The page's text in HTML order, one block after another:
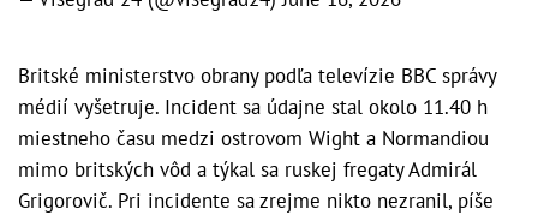
Britské ministerstvo obrany podľa televízie BBC správy
médií vyšetruje. Incident sa údajne stal okolo 11.40 h
miestneho času medzi ostrovom Wight a Normandiou
mimo britských vôd a týkal sa ruskej fregaty Admirál
Grigorovič. Pri incidente sa zrejme nikto nezranil, píše